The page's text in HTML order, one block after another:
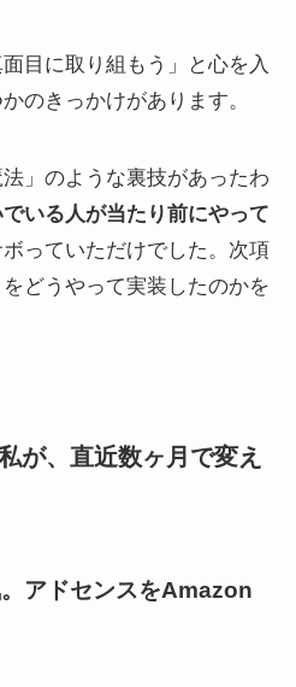
目に取り組もう」と心を入
のきっかけがあります。
」のような裏技があったわ
でいる人が当たり前にやって
っていただけでした。次項
どうやって実装したのかを
が、直近数ヶ月で変え
アドセンスをAmazon